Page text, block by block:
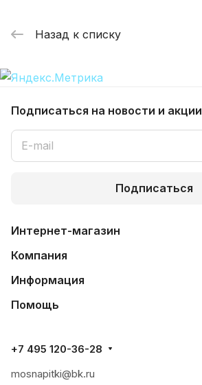
Назад к списку
Подписаться на новости и акции
Подписаться
Интернет-магазин
Компания
Информация
Помощь
+7 495 120-36-28
mosnapitki@bk.ru